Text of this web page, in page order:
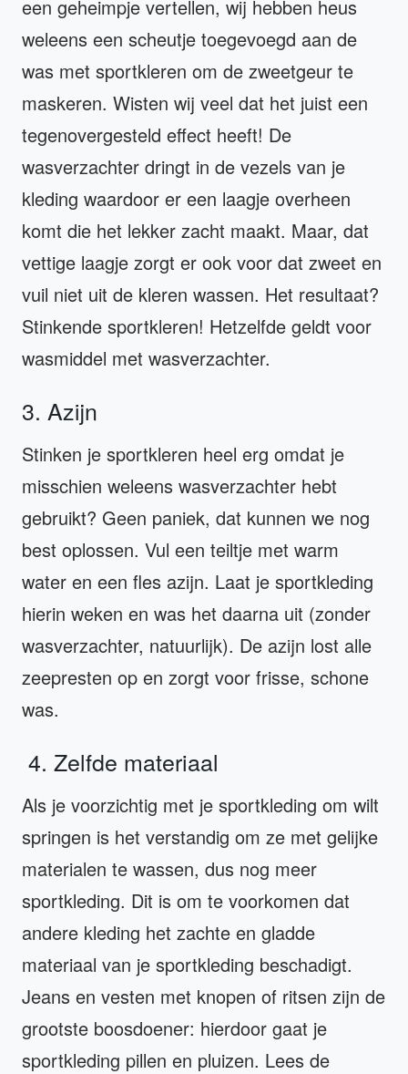
een geheimpje vertellen, wij hebben heus
weleens een scheutje toegevoegd aan de
was met sportkleren om de zweetgeur te
maskeren. Wisten wij veel dat het juist een
tegenovergesteld effect heeft! De
wasverzachter dringt in de vezels van je
kleding waardoor er een laagje overheen
komt die het lekker zacht maakt. Maar, dat
vettige laagje zorgt er ook voor dat zweet en
vuil niet uit de kleren wassen. Het resultaat?
Stinkende sportkleren! Hetzelfde geldt voor
wasmiddel met wasverzachter.
3. Azijn
Stinken je sportkleren heel erg omdat je
misschien weleens wasverzachter hebt
gebruikt? Geen paniek, dat kunnen we nog
best oplossen. Vul een teiltje met warm
water en een fles azijn. Laat je sportkleding
hierin weken en was het daarna uit (zonder
wasverzachter, natuurlijk). De azijn lost alle
zeepresten op en zorgt voor frisse, schone
was.
4. Zelfde materiaal
Als je voorzichtig met je sportkleding om wilt
springen is het verstandig om ze met gelijke
materialen te wassen, dus nog meer
sportkleding. Dit is om te voorkomen dat
andere kleding het zachte en gladde
materiaal van je sportkleding beschadigt.
Jeans en vesten met knopen of ritsen zijn de
grootste boosdoener: hierdoor gaat je
sportkleding pillen en pluizen. Lees de